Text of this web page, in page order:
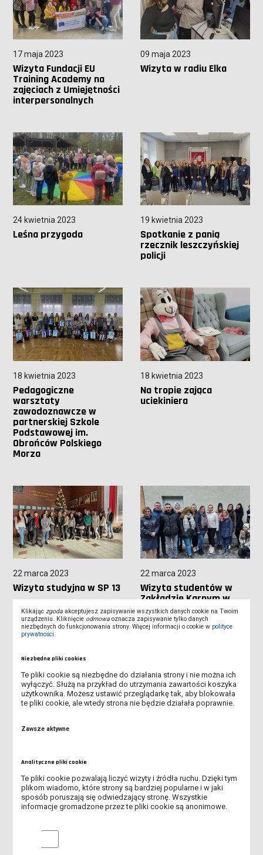
17 maja 2023
Wizyta Fundacji EU
Training Academy na
zajęciach z Umiejętności
interpersonalnych
09 maja 2023
Wizyta w radiu Elka
24 kwietnia 2023
Leśna przygoda
19 kwietnia 2023
Spotkanie z panią
rzecznik leszczyńskiej
policji
18 kwietnia 2023
Pedagogiczne
warsztaty
zawodoznawcze w
partnerskiej Szkole
Podstawowej im.
Obrońców Polskiego
Morza
18 kwietnia 2023
Na tropie zająca
uciekiniera
22 marca 2023
Wizyta studyjna w SP 13
22 marca 2023
Wizyta studentów w
Zakładzie Karnym w
Rawiczu
22 marca 2023
Lesznie
Leczenia i Terapii
Uzależnień w Lesznie
Klikajączgoda akceptujesz zapisywanie wszystkich danych cookie na Twoim
urządzeniu. Kliknięcie odmowa oznacza zapisywanie tylko danych
niezbędnych do funkcjonowania strony. Więcej informacji o cookie w polityce
prywatności.
Niezbędne pliki cookies
Te pliki cookie są niezbędne do działania strony i nie można ich
wyłączyć. Służą na przykład do utrzymania zawartości koszyka
użytkownika. Możesz ustawić przeglądarkę tak, aby blokowała
te pliki cookie, ale wtedy strona nie będzie działała poprawnie.
Zawsze aktywne
Analityczne pliki cookie
Te pliki cookie pozwalają liczyć wizyty i źródła ruchu. Dzięki tym
plikom wiadomo, które strony są bardziej popularne i w jaki
sposób poruszają się odwiedzający stronę. Wszystkie
informacje gromadzone przez te pliki cookie są anonimowe.
Analityczne pliki cookie